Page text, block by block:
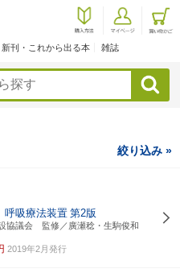
新刊・これから出る本 雑誌
検索
絞り込み »
吸療法装置 第2版
協議会 監修／廣瀬稔・生駒俊和
2019年2月発行